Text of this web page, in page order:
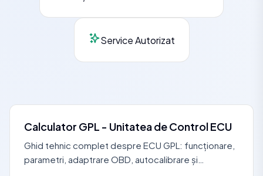
Service Autorizat
Calculator GPL - Unitatea de Control ECU
Ghid tehnic complet despre ECU GPL: funcționare,
parametri, adaptrare OBD, autocalibrare și